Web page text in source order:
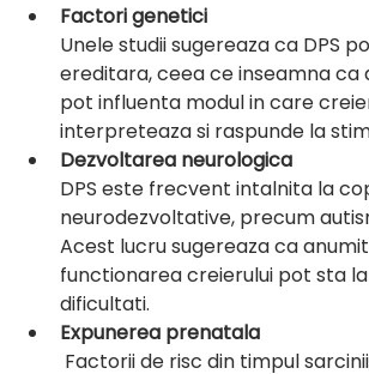
Factori genetici
Unele studii sugereaza ca DPS
ereditara, ceea ce inseamna ca
pot influenta modul in care
interpreteaza si raspunde la
Dezvoltarea neurologica
DPS este frecvent intalnita la
neurodezvoltative, precum
Acest lucru sugereaza ca
functionarea creierului pot sta
dificultati.
Expunerea prenatala